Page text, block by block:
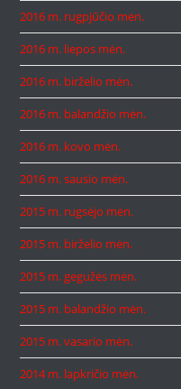
2016 m. rugpjūčio mėn.
2016 m. liepos mėn.
2016 m. birželio mėn.
2016 m. balandžio mėn.
2016 m. kovo mėn.
2016 m. sausio mėn.
2015 m. rugsėjo mėn.
2015 m. birželio mėn.
2015 m. gegužės mėn.
2015 m. balandžio mėn.
2015 m. vasario mėn.
2014 m. lapkričio mėn.